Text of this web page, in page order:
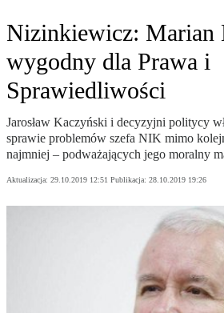
Nizinkiewicz: Marian
wygodny dla Prawa i
Sprawiedliwości
Jarosław Kaczyński i decyzyjni politycy
sprawie problemów szefa NIK mimo
najmniej – podważających jego moralny
Aktualizacja: 29.10.2019 12:51 Publikacja: 28.10.2019 19:26